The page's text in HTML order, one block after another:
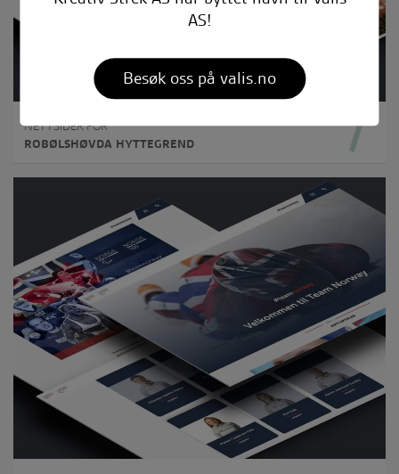
AS!
Besøk oss på valis.no
NETTSIDER FOR
ROBØLSHØVDA HYTTEGREND